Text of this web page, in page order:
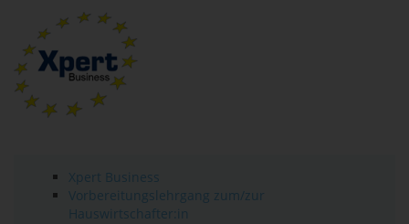
Xpert Business
Vorbereitungslehrgang zum/zur
Hauswirtschafter:in